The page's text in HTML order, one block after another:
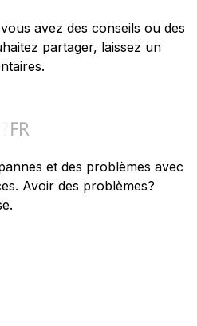
avez des conseils ou des
partager, laissez un
et des problèmes avec
Avoir des problèmes?